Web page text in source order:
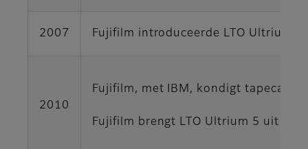
2007 Fujifilm introduceerde LTO Ultrium
2010
Fujifilm, met IBM, kondigt
Fujifilm brengt LTO Ultrium 5 uit